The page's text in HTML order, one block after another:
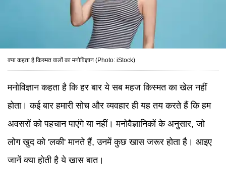
क्या कहता है किस्मत वालों का मनोविज्ञान (Photo: iStock)
मनोविज्ञान कहता है कि हर बार ये सब महज किस्मत का खेल नहीं
होता। कई बार हमारी सोच और व्यवहार ही यह तय करते हैं कि हम
अवसरों को पहचान पाएंगे या नहीं। मनोवैज्ञानिकों के अनुसार, जो
लोग खुद को 'लकी' मानते हैं, उनमें कुछ खास जरूर होता है। आइए
जानें क्या होती है ये खास बात।